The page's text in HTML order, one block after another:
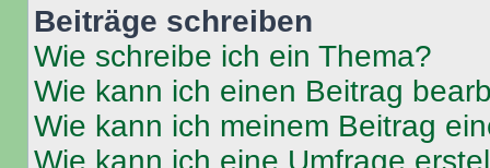
Beiträge schreiben
Wie schreibe ich ein Thema?
Wie kann ich einen Beitrag
Wie kann ich meinem Beitrag
Wie kann ich eine Umfrage